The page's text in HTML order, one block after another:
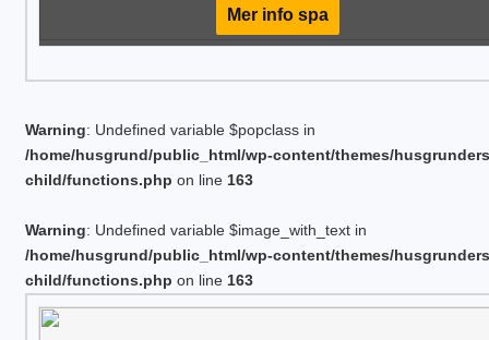
Mer info spa
Warning: Undefined variable $popclass in
/home/husgrund/public_html/wp-content/themes/
child/functions.php on line 163
Warning: Undefined variable $image_with_text in
/home/husgrund/public_html/wp-content/themes/
child/functions.php on line 163